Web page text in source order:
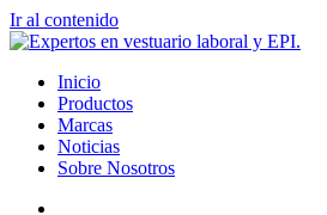
Ir al contenido
Inicio
Productos
Marcas
Noticias
Sobre Nosotros